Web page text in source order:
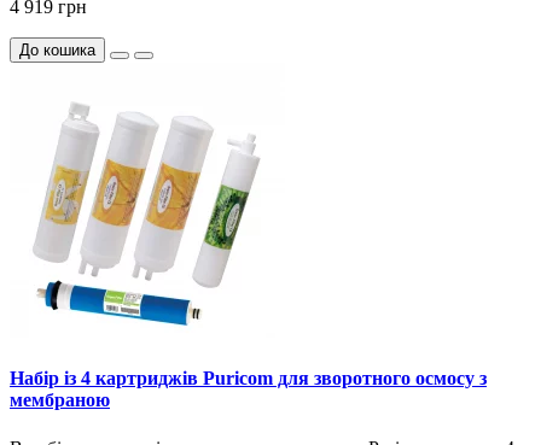
4 919 грн
До кошика
Набір із 4 картриджів Puricom для зворотного осмосу з
мембраною